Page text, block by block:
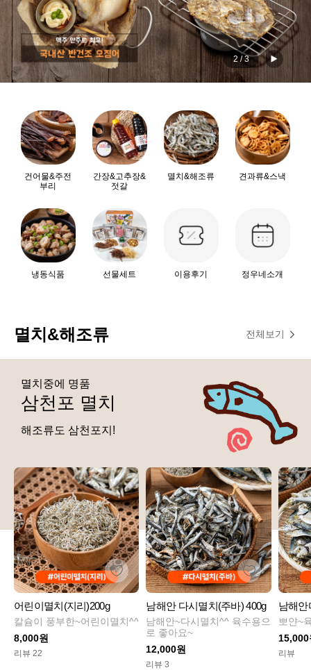
2/3
건어물&주전
부리
간장&고추장&
젓갈
멸치&해조류 견과류&스낵
냉동식품 선물세트 이용후기 정우네소개
멸치&해조류 전체보기
멸치중에 명품
삼천포 멸치
해조류도 삼천포지!
어린이멸치(지리)200g
칼슘이 풍부한~어린이멸치^^
8,000원
리뷰 22
남해안 다시멸치(주바) 400g
남해안~다시멸치^^ 육수용으
로 좋아요~
12,000원
리뷰 3
남해안
뽀얀~
15,000
리뷰